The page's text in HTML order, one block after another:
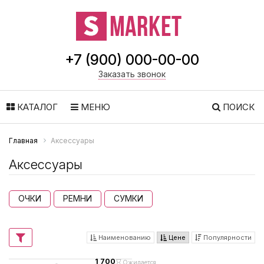
+7 (900) 000-00-00
Заказать звонок
КАТАЛОГ МЕНЮ ПОИСК
Главная Аксессуары
Аксессуары
ОЧКИ РЕМНИ СУМКИ
Наименованию Цене Популярности
1 700
Ожидается